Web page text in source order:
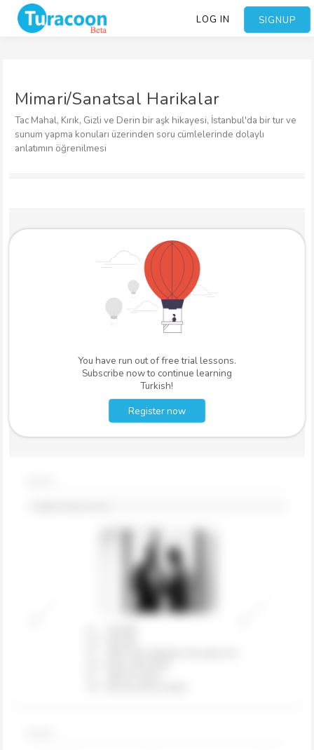
LOG IN SIGNUP
Mimari/Sanatsal Harikalar
Tac Mahal, Kırık, Gizli ve Derin bir aşk hikayesi, İstanbul'da bir tur ve
sunum yapma konuları üzerinden soru cümlelerinde dolaylı
anlatımın öğrenilmesi
You have run out of free trial lessons.
Subscribe now to continue learning
Turkish!
Register now